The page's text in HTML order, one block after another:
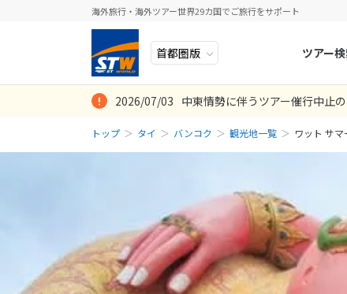
海外旅行・海外ツアー世界29カ国でご旅行をサポート
ツアー
ヨーロッパ
中近東・トルコ
ロシア・中央アジア
アメリカ・カナダ
中南米・カリブ海
イタリア
ドイツ
ポーラン
スウェー
ラトビア
人気のテーマ
お得な旅
秋旅
年末年始
2026/07/03 中東情勢に伴うツアー催行中止
トップ タイ バンコク 観光地一覧 ワット サマ